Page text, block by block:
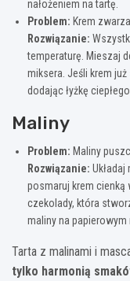
nałożeniem na tartę.
Problem: Krem
Rozwiązanie:
temperaturę. Mieszaj
miksera. Jeśli krem
dodając łyżkę
Maliny
Problem: Maliny
Rozwiązanie:
posmaruj krem
czekolady, która
maliny na papierowym
Tarta z malinami i
tylko harmonią